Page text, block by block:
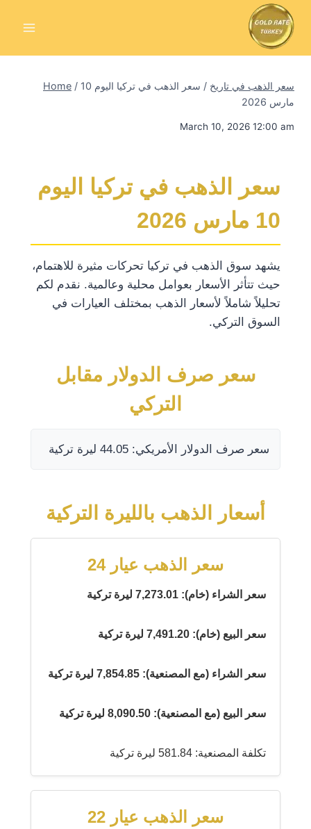
Home / سعر الذهب في تاريخ /
سعر الذهب في تركيا اليوم 10
مارس 2026
March 10, 2026 12:00 am
سعر الذهب في تركيا اليوم
10 مارس 2026
يشهد سوق الذهب في تركيا تحركات مثيرة للاهتمام،
حيث تتأثر الأسعار بعوامل محلية وعالمية. نقدم لكم
تحليلاً شاملاً لأسعار الذهب بمختلف العيارات في
السوق التركي.
سعر صرف الدولار مقابل
التركي
سعر صرف الدولار الأمريكي: 44.05 ليرة تركية
أسعار الذهب بالليرة التركية
سعر الذهب عيار 24
سعر الشراء (خام): 7,273.01 ليرة تركية
سعر البيع (خام): 7,491.20 ليرة تركية
سعر الشراء (مع المصنعية): 7,854.85 ليرة تركية
سعر البيع (مع المصنعية): 8,090.50 ليرة تركية
تكلفة المصنعية: 581.84 ليرة تركية
سعر الذهب عيار 22